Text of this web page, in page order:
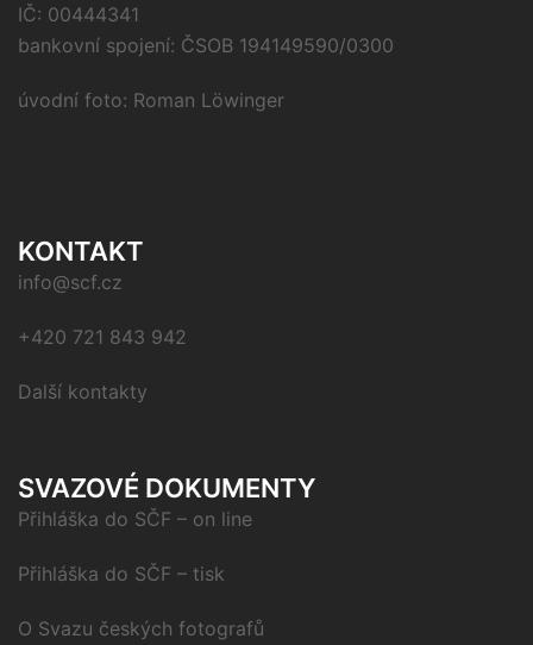
IČ: 00444341
bankovní spojení: ČSOB 194149590/0300
úvodní foto: Roman Löwinger
KONTAKT
info@scf.cz
+420 721 843 942
Další kontakty
SVAZOVÉ DOKUMENTY
Přihláška do SČF – on line
Přihláška do SČF – tisk
O Svazu českých fotografů